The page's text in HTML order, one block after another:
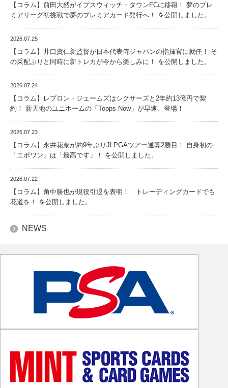
【コラム】前田大然がイプスウィッチ・タウンFCに移籍！ 夢のプレ
ミアリーグ初挑戦で夢のプレミアカード発行へ！ を公開しました。
2026.07.25
【コラム】井口資仁新監督が日本代表侍ジャパンの指揮官に就任！ そ
の采配ぶりと同時に新トレカが今から楽しみに！ を公開しました。
2026.07.24
【コラム】レブロン・ジェームズはシクサーズと2年約13億円で契
約！ 新天地のユニホームの「Topps Now」が早速、登場！
2026.07.23
【コラム】永井花奈が約9年ぶりJLPGAツアー通算2勝目！ 自身初の
「エポワン」は「最高です」！ を公開しました。
2026.07.22
【コラム】角中勝也が現役引退を表明！ トレーディングカードでも
花道を！ を公開しました。
NEWS